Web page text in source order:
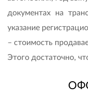
документах на
указание
– стоимость
Этого достаточно,